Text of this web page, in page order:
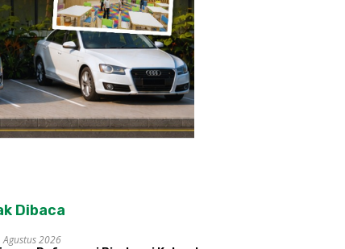
Dibaca
Agustus 2026